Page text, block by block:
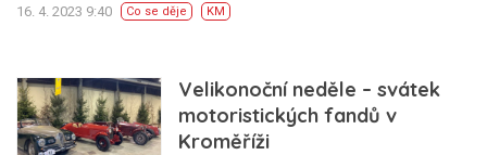
16. 4. 2023 9:40 Co se děje KM
Velikonoční neděle – svátek
motoristických fandů v
Kroměříži